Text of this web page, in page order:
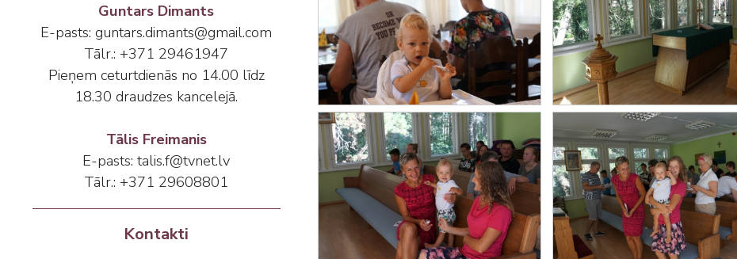
Guntars Dimants
E-pasts: guntars.dimants@gmail.com
Tālr.: +371 29461947
Pieņem ceturtdienās no 14.00 līdz
18.30 draudzes kancelejā.
Tālis Freimanis
E-pasts: talis.f@tvnet.lv
Tālr.: +371 29608801
Kontakti